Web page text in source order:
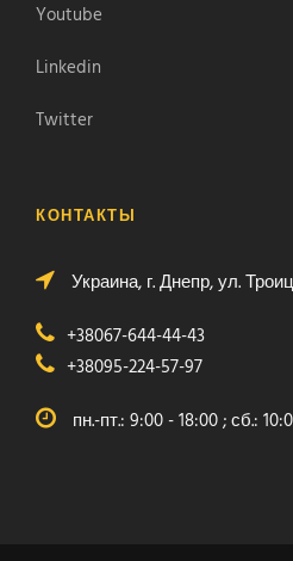
Youtube
Linkedin
Twitter
КОНТАКТЫ
Украина, г. Днепр, ул.
+38067-644-44-43
+38095-224-57-97
пн.-пт.: 9:00 - 18:00 ; сб.: